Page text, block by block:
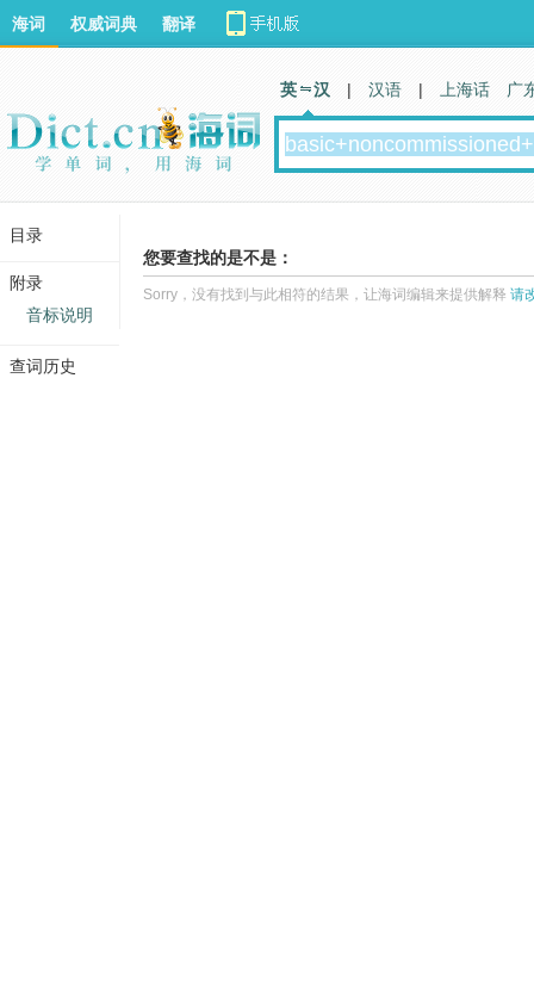
您要查找的是不是：
Sorry，没有找到与此相符的结果，让海词编辑来提供解释 请
海词 权威词典 翻译
英 汉 | 汉语 | 上海话 广
目录
附录
音标说明
查词历史